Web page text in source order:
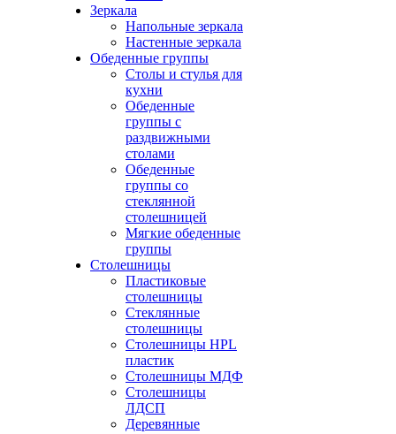
Зеркала
Напольные зеркала
Настенные зеркала
Обеденные группы
Столы и стулья для
кухни
Обеденные
группы с
раздвижными
столами
Обеденные
группы со
стеклянной
столешницей
Мягкие обеденные
группы
Столешницы
Пластиковые
столешницы
Стеклянные
столешницы
Столешницы HPL
пластик
Столешницы МДФ
Столешницы
ЛДСП
Деревянные